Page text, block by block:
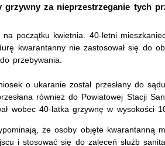
grzywny za nieprzestrzeganie tych
na początku kwietnia. 40-letni
kwarantanny nie zastosował się do
przebywania.
o ukaranie został przesłany do
również do Powiatowej Stacji
wobec 40-latka grzywnę w wysokości
że osoby objęte kwarantanną
i stosować się do zaleceń służb